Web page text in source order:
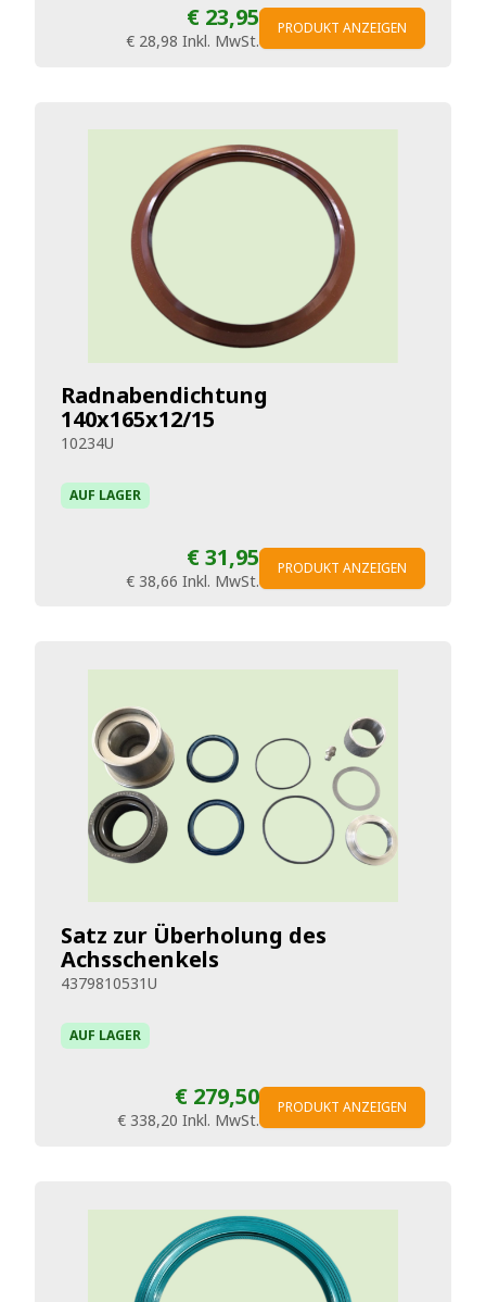
€ 23,95
€ 28,98 Inkl. MwSt.
PRODUKT ANZEIGEN
Radnabendichtung
140x165x12/15
10234U
AUF LAGER
€ 31,95
€ 38,66 Inkl. MwSt.
PRODUKT ANZEIGEN
Satz zur Überholung des
Achsschenkels
4379810531U
AUF LAGER
€ 279,50
€ 338,20 Inkl. MwSt.
PRODUKT ANZEIGEN